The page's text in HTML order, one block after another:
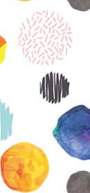
Unohtuiko
Etkö ole
jäsen?
Liity tästä!